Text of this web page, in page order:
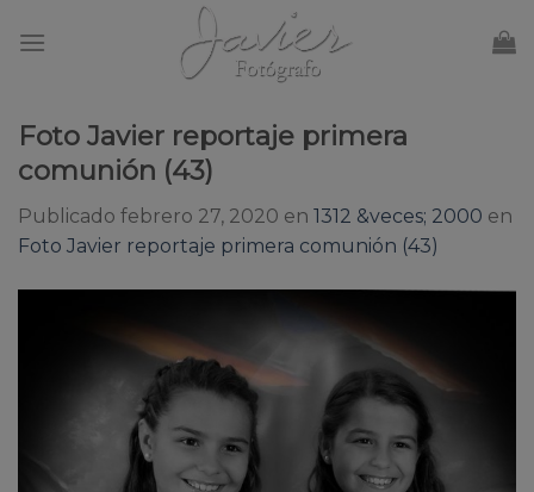
Foto Javier reportaje primera
comunión (43)
Publicado febrero 27, 2020 en 1312 &veces; 2000 en
Foto Javier reportaje primera comunión (43)